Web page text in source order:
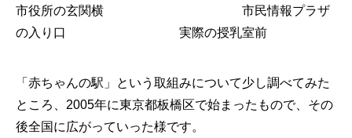
市役所の玄関横 市民情報プラザ
の入り口 実際の授乳室前
「赤ちゃんの駅」という取組みについて少し調べてみた
ところ、2005年に東京都板橋区で始まったもので、その
後全国に広がっていった様です。